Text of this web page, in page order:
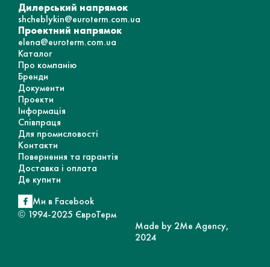
Дилерський напрямок
shcheblykin@euroterm.com.ua
Проектний напрямок
elena@euroterm.com.ua
Каталог
Про компанію
Бренди
Документи
Проекти
Інформація
Співпраця
Для промисловості
Контакти
Повернення та гарантія
Доставка і оплата
Де купити
Ми в Facebook
© 1994-2025 ЄвроТерм
Made by 2Me Agency,
2024